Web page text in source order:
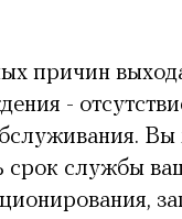
причин
-
срок службы